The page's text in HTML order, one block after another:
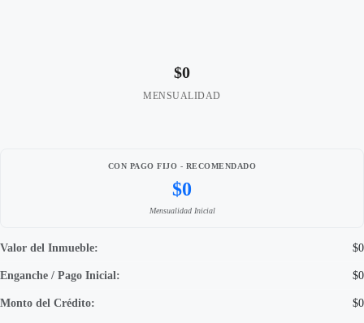
$0
MENSUALIDAD
CON PAGO FIJO - RECOMENDADO
$0
Mensualidad Inicial
Valor del Inmueble: $0
Enganche / Pago Inicial: $0
Monto del Crédito: $0